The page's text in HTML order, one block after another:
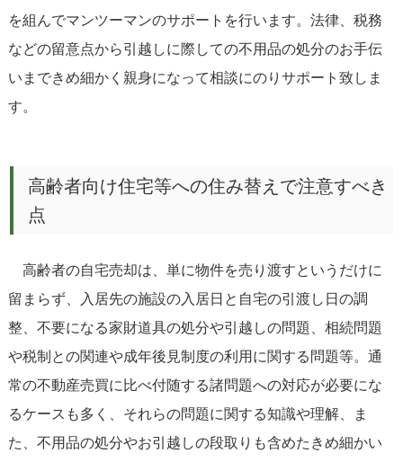
を組んでマンツーマンのサポートを行います。法律、税務
などの留意点から引越しに際しての不用品の処分のお手伝
いまできめ細かく親身になって相談にのりサポート致しま
す。
高齢者向け住宅等への住み替えで注意すべき
点
高齢者の自宅売却は、単に物件を売り渡すというだけに
留まらず、入居先の施設の入居日と自宅の引渡し日の調
整、不要になる家財道具の処分や引越しの問題、相続問題
や税制との関連や成年後見制度の利用に関する問題等。通
常の不動産売買に比べ付随する諸問題への対応が必要にな
るケースも多く、それらの問題に関する知識や理解、ま
た、不用品の処分やお引越しの段取りも含めたきめ細かい